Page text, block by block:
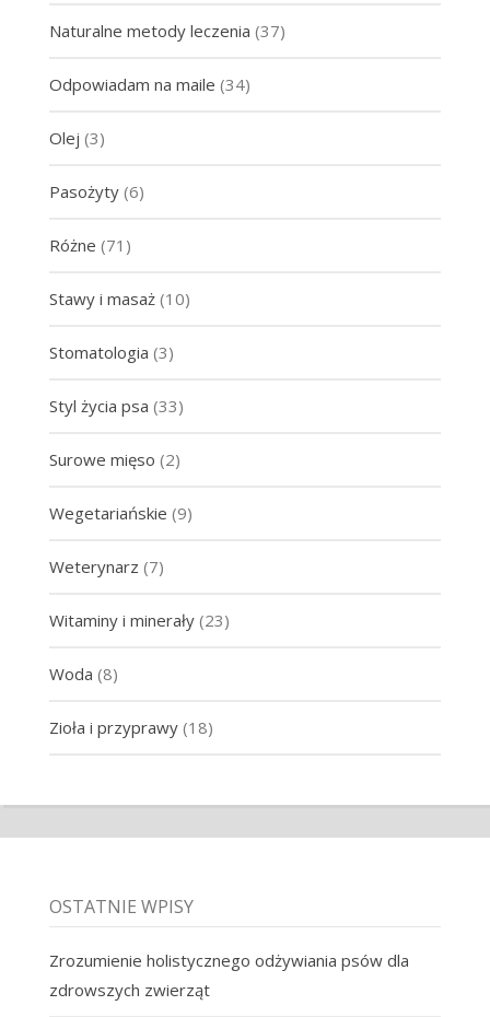
Naturalne metody leczenia (37)
Odpowiadam na maile (34)
Olej (3)
Pasożyty(6)
Różne (71)
Stawy i masaż(10)
Stomatologia (3)
Styl życia psa (33)
Surowe mięso (2)
Wegetariańskie (9)
Weterynarz (7)
Witaminy i minerały(23)
Woda (8)
Zioła i przyprawy(18)
OSTATNIE WPISY
Zrozumienie holistycznego odżywiania psów dla
zdrowszych zwierząt